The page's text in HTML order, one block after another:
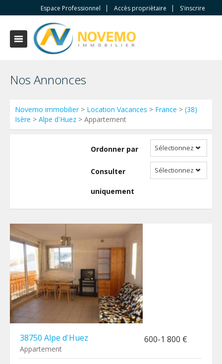
Espace Professionnel Accès propriètaire S'inscrire
Nos Annonces
Novemo immobilier> Location Vacances > France > (38)
Isère > Alpe d'Huez > Appartement
Ordonner par Sélectionnez
Consulter
uniquement
Sélectionnez
38750 Alpe d'Huez 600-1 800 €
Appartement